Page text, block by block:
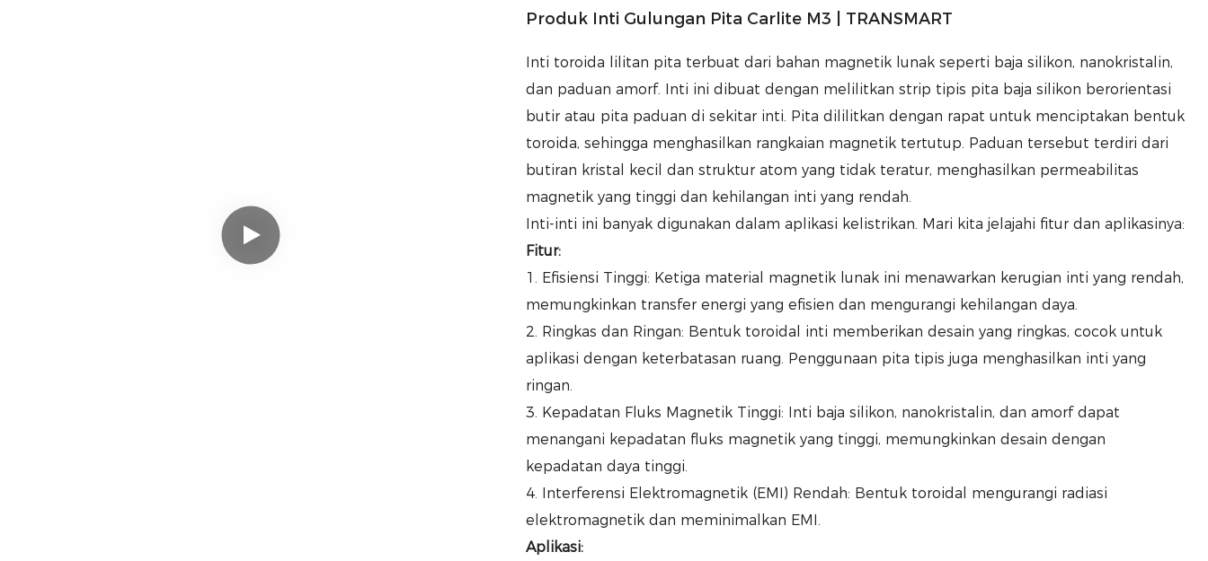
Produk Inti Gulungan Pita Carlite M3 | TRANSMART
Inti toroida lilitan pita terbuat dari bahan magnetik lunak seperti baja silikon, nanokristalin,
dan paduan amorf. Inti ini dibuat dengan melilitkan strip tipis pita baja silikon berorientasi
butir atau pita paduan di sekitar inti. Pita dililitkan dengan rapat untuk menciptakan bentuk
toroida, sehingga menghasilkan rangkaian magnetik tertutup. Paduan tersebut terdiri dari
butiran kristal kecil dan struktur atom yang tidak teratur, menghasilkan permeabilitas
magnetik yang tinggi dan kehilangan inti yang rendah.
Inti-inti ini banyak digunakan dalam aplikasi kelistrikan. Mari kita jelajahi fitur dan aplikasinya:
Fitur:
1. Efisiensi Tinggi: Ketiga material magnetik lunak ini menawarkan kerugian inti yang rendah,
memungkinkan transfer energi yang efisien dan mengurangi kehilangan daya.
2. Ringkas dan Ringan: Bentuk toroidal inti memberikan desain yang ringkas, cocok untuk
aplikasi dengan keterbatasan ruang. Penggunaan pita tipis juga menghasilkan inti yang
ringan.
3. Kepadatan Fluks Magnetik Tinggi: Inti baja silikon, nanokristalin, dan amorf dapat
menangani kepadatan fluks magnetik yang tinggi, memungkinkan desain dengan
kepadatan daya tinggi.
4. Interferensi Elektromagnetik (EMI) Rendah: Bentuk toroidal mengurangi radiasi
elektromagnetik dan meminimalkan EMI.
Aplikasi: